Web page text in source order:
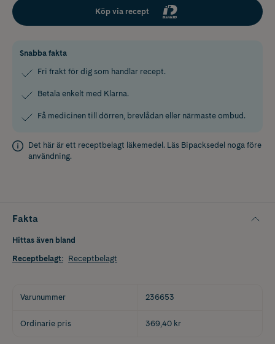
Köp via recept
Snabba fakta
Fri frakt för dig som handlar recept.
Betala enkelt med Klarna.
Få medicinen till dörren, brevlådan eller närmaste ombud.
Det här är ett receptbelagt läkemedel. Läs Bipacksedel noga före
användning.
Fakta
Hittas även bland
Receptbelagt: Receptbelagt
Varunummer 236653
Ordinarie pris 369,40 kr